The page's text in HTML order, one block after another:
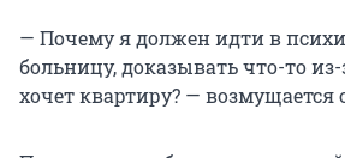
— Почему я должен идти в
больницу, доказывать что-то
хочет квартиру? — возмущается